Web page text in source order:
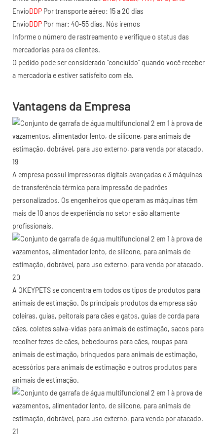
EnvioDDP Por transporte aéreo: 15 a 20 dias
EnvioDDP Por mar: 40-55 dias. Nós iremos
Informe o número de rastreamento e verifique o status das
mercadorias para os clientes.
O pedido pode ser considerado "concluído" quando você receber
a mercadoria e estiver satisfeito com ela.
Vantagens da Empresa
A empresa possui impressoras digitais avançadas e 3 máquinas
de transferência térmica para impressão de padrões
personalizados. Os engenheiros que operam as máquinas têm
mais de 10 anos de experiência no setor e são altamente
profissionais.
A OKEYPETS se concentra em todos os tipos de produtos para
animais de estimação. Os principais produtos da empresa são
coleiras, guias, peitorais para cães e gatos, guias de corda para
cães, coletes salva-vidas para animais de estimação, sacos para
recolher fezes de cães, bebedouros para cães, roupas para
animais de estimação, brinquedos para animais de estimação,
acessórios para animais de estimação e outros produtos para
animais de estimação.